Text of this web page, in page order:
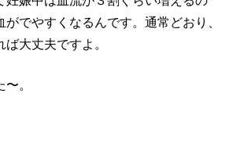
がでやすくなるんです。通常どおり、
ば大丈夫ですよ。
。